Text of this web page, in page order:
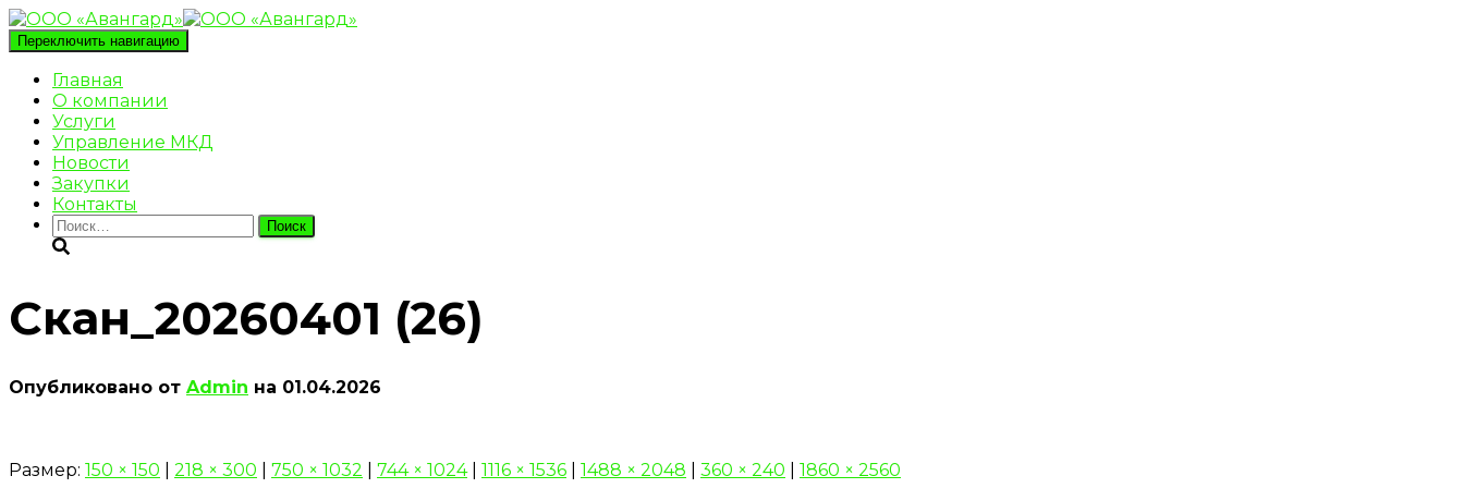
Переключить навигацию
Главная
О компании
Услуги
Управление МКД
Новости
Закупки
Контакты
Найти:
Скан_20260401 (26)
Опубликовано от Admin на 01.04.2026
Размер: 150 × 150 218 × 300 750 × 1032 744 × 1024 1116 × 1536 1488 × 2048 360 × 240 1860 × 2560